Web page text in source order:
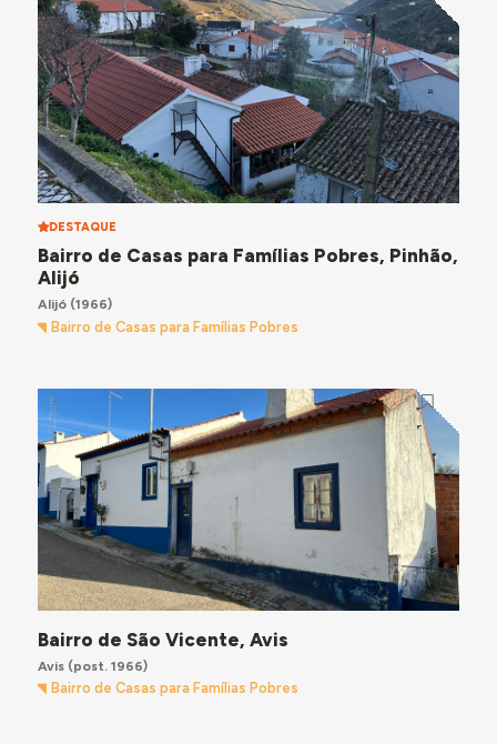
DESTAQUE
Bairro de Casas para Famílias Pobres, Pinhão,
Alijó
Alijó(1966)
Bairro de Casas para Famílias Pobres
Bairro de São Vicente, Avis
Avis(post. 1966)
Bairro de Casas para Famílias Pobres